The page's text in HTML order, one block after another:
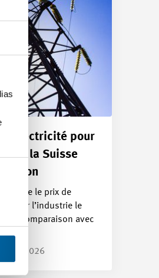
l’électricité pour
: la Suisse
affiche le prix de
pour l’industrie le
en comparaison avec